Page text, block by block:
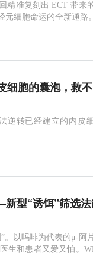
精准复刻出 ECT 带来
细胞命运的全新通路。
细胞的囊泡，救
逆转已经建立的内皮
型“诱饵”筛选
。以吗啡为代表的μ-阿
生和患者又爱又怕。